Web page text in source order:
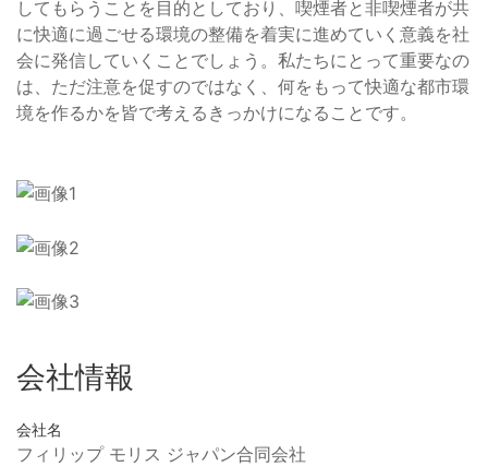
してもらうことを目的としており、喫煙者と非喫煙者が共
に快適に過ごせる環境の整備を着実に進めていく意義を社
会に発信していくことでしょう。私たちにとって重要なの
は、ただ注意を促すのではなく、何をもって快適な都市環
境を作るかを皆で考えるきっかけになることです。
会社情報
会社名
フィリップ モリス ジャパン合同会社